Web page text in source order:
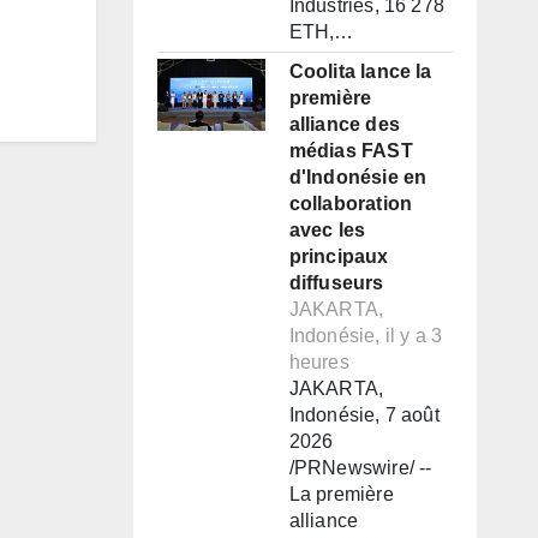
Industries, 16 278
ETH,…
Coolita lance la
première
alliance des
médias FAST
d'Indonésie en
collaboration
avec les
principaux
diffuseurs
JAKARTA,
Indonésie, il y a 3
heures
JAKARTA,
Indonésie, 7 août
2026
/PRNewswire/ --
La première
alliance